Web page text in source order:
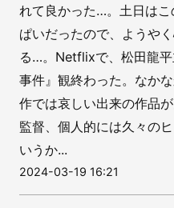
れて良かった…。土日はこ
ぱいだったので、ようや
る…。Netflixで、松田龍
事件』観終わった。なか
作では哀しい出来の作品
監督、個人的には久々の
いうか...
2024-03-19 16:21